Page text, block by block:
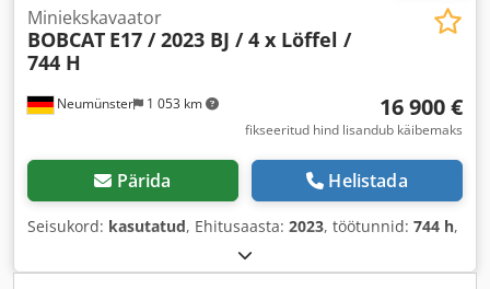
Neumünster 1 053 km
Miniekskavaator
BOBCAT E17 / 2023 BJ / 4 x Löffel /
744 H
16 900 €
fikseeritud hind lisandub käibemaks
Pärida Helistada
Seisukord: kasutatud, Ehitusaasta: 2023, töötunnid: 744 h,